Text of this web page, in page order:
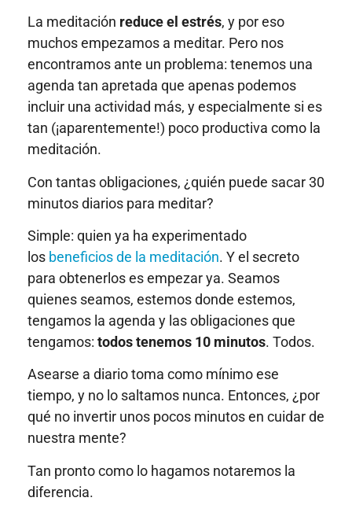
La meditación reduce el estrés, y por eso
muchos empezamos a meditar. Pero nos
encontramos ante un problema: tenemos una
agenda tan apretada que apenas podemos
incluir una actividad más, y especialmente si es
tan (¡aparentemente!) poco productiva como la
meditación.
Con tantas obligaciones, ¿quién puede sacar 30
minutos diarios para meditar?
Simple: quien ya ha experimentado
los beneficios de la meditación. Y el secreto
para obtenerlos es empezar ya. Seamos
quienes seamos, estemos donde estemos,
tengamos la agenda y las obligaciones que
tengamos: todos tenemos 10 minutos. Todos.
Asearse a diario toma como mínimo ese
tiempo, y no lo saltamos nunca. Entonces, ¿por
qué no invertir unos pocos minutos en cuidar de
nuestra mente?
Tan pronto como lo hagamos notaremos la
diferencia.